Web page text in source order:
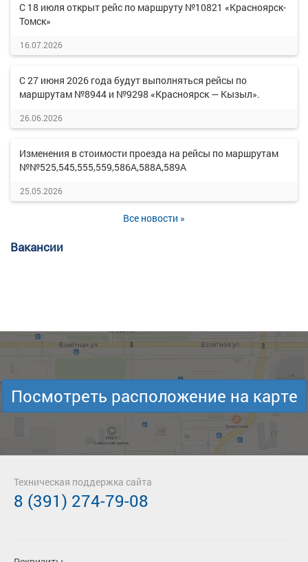
С 18 июля открыт рейс по маршруту №10821 «Красноярск-
Томск»
16.07.2026
С 27 июня 2026 года будут выполняться рейсы по
маршрутам №8944 и №9298 «Красноярск — Кызыл».
26.06.2026
Изменения в стоимости проезда на рейсы по маршрутам
№№525,545,555,559,586А,588А,589А
25.05.2026
Все новости »
Вакансии
Посмотреть расположение на карте
Техническая поддержка сайта
8 (391) 274-79-08